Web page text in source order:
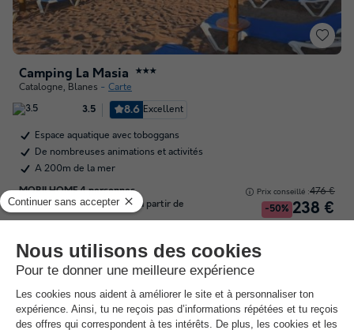
Camping La Masia ★★★
Catalogne, Blanes Carte
3.5 8.6 Excellent
Espace aquatique avec toboggans
De nombreuses animations et activités
A 200m de la mer
MOBILHOME 4 personnes
Du 24 avr. au 1 mai, 7 nuits, à partir de
Prix conseillé :476 €
-50% 238 €
Annulation gratuite